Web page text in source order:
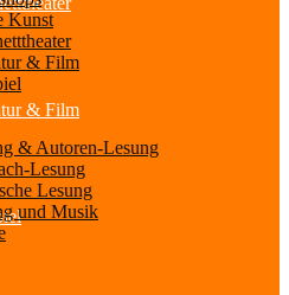
& Film
Kunst
& Film
& Autoren-Lesung
Lesung
Lesung
und Musik